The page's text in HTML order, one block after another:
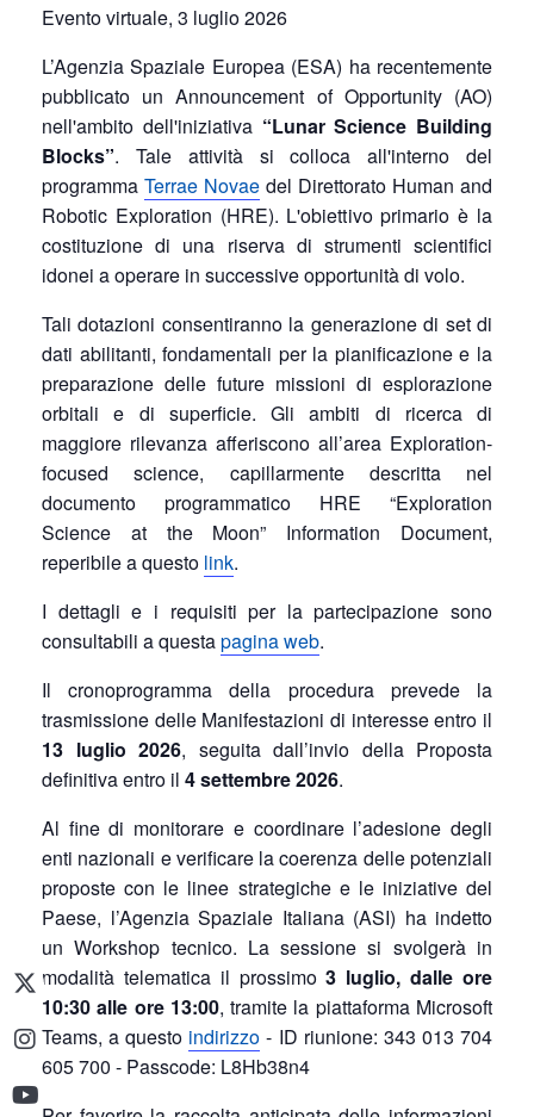
Evento virtuale, 3 luglio 2026
L’Agenzia Spaziale Europea (ESA) ha recentemente
pubblicato un Announcement of Opportunity (AO)
nell'ambito dell'iniziativa “Lunar Science Building
Blocks”. Tale attività si colloca all'interno del
programma Terrae Novae del Direttorato Human and
Robotic Exploration (HRE). L'obiettivo primario è la
costituzione di una riserva di strumenti scientifici
idonei a operare in successive opportunità di volo.
Tali dotazioni consentiranno la generazione di set di
dati abilitanti, fondamentali per la pianificazione e la
preparazione delle future missioni di esplorazione
orbitali e di superficie. Gli ambiti di ricerca di
maggiore rilevanza afferiscono all’area Exploration-
focused science, capillarmente descritta nel
documento programmatico HRE “Exploration
Science at the Moon” Information Document,
reperibile a questo link.
I dettagli e i requisiti per la partecipazione sono
consultabili a questapagina web.
Il cronoprogramma della procedura prevede la
trasmissione delle Manifestazioni di interesse entro il
13 luglio 2026, seguita dall’invio della Proposta
definitiva entro il 4 settembre 2026.
Al fine di monitorare e coordinare l’adesione degli
enti nazionali e verificare la coerenza delle potenziali
proposte con le linee strategiche e le iniziative del
Paese, l’Agenzia Spaziale Italiana (ASI) ha indetto
un Workshop tecnico. La sessione si svolgerà in
modalità telematica il prossimo3 luglio, dalle ore
10:30 alle ore 13:00, tramite la piattaforma Microsoft
Teams, a questo indirizzo - ID riunione: 343 013 704
605 700 - Passcode: L8Hb38n4